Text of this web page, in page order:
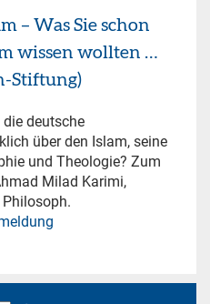
– Was Sie schon
wissen wollten …
Stiftung)
deutsche
über den Islam, seine
und Theologie? Zum
Milad Karimi,